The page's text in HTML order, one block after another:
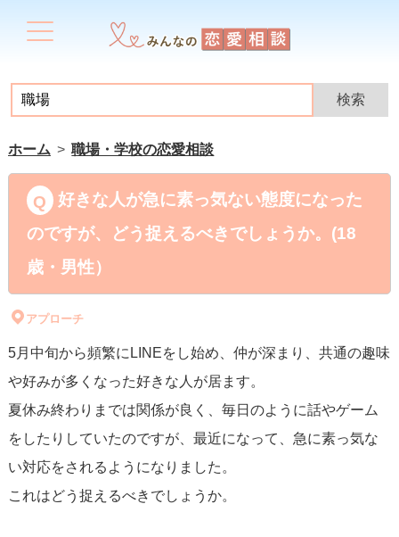
ホーム 職場・学校の恋愛相談
好きな人が急に素っ気ない態度になった
のですが、どう捉えるべきでしょうか。(18
歳・男性）
アプローチ
5月中旬から頻繁にLINEをし始め、仲が深まり、共通の趣味
や好みが多くなった好きな人が居ます。
夏休み終わりまでは関係が良く、毎日のように話やゲーム
をしたりしていたのですが、最近になって、急に素っ気な
い対応をされるようになりました。
これはどう捉えるべきでしょうか。